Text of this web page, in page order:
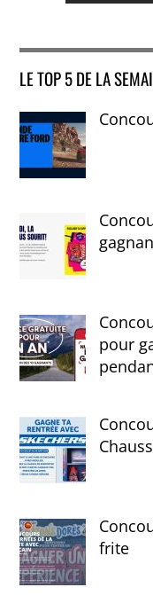
LE TOP 5 DE LA
pour
frite